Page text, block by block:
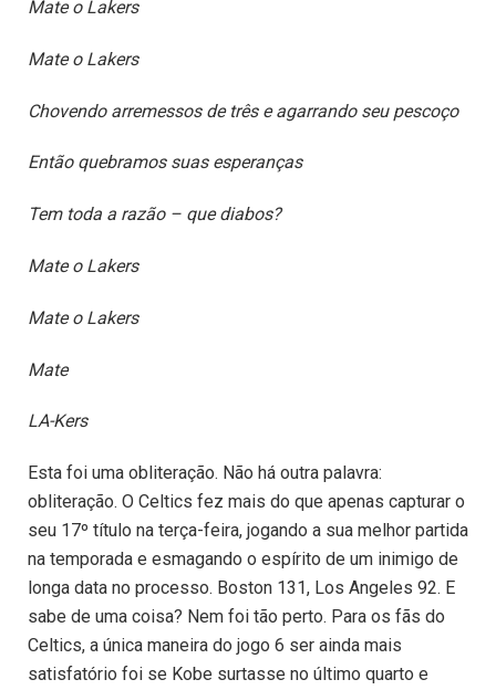
Mate o Lakers
Mate o Lakers
Chovendo arremessos de três e agarrando seu pescoço
Então quebramos suas esperanças
Tem toda a razão – que diabos?
Mate o Lakers
Mate o Lakers
Mate
LA-Kers
Esta foi uma obliteração. Não há outra palavra:
obliteração. O Celtics fez mais do que apenas capturar o
seu 17º título na terça-feira, jogando a sua melhor partida
na temporada e esmagando o espírito de um inimigo de
longa data no processo. Boston 131, Los Angeles 92. E
sabe de uma coisa? Nem foi tão perto. Para os fãs do
Celtics, a única maneira do jogo 6 ser ainda mais
satisfatório foi se Kobe surtasse no último quarto e